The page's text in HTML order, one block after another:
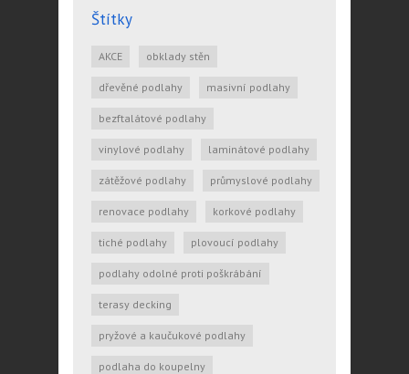
Štítky
AKCE obklady stěn
dřevěné podlahy masivní podlahy
bezftalátové podlahy
vinylové podlahy laminátové podlahy
zátěžové podlahy průmyslové podlahy
renovace podlahy korkové podlahy
tiché podlahy plovoucí podlahy
podlahy odolné proti poškrábání
terasy decking
pryžové a kaučukové podlahy
podlaha do koupelny